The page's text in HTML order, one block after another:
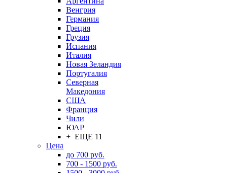
Венгрия
Германия
Греция
Грузия
Испания
Италия
Новая Зеландия
Португалия
Северная
Македония
США
Франция
Чили
ЮАР
+ ЕЩЕ 11
Цена
до 700 руб.
700 - 1500 руб.